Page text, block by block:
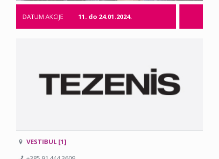
DATUM AKCIJE 11. do 24.01.2024.
VESTIBUL [1]